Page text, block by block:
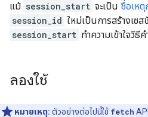
แม้ session_start จะเป็น ชื่อเห
session_id ใหม่เป็นการสร้างเซ
session_start ทำความเข้าใจวิธี
ลองใช้
หมายเหตุ: ตัวอย่างต่อไปนี้ใช้ fetch